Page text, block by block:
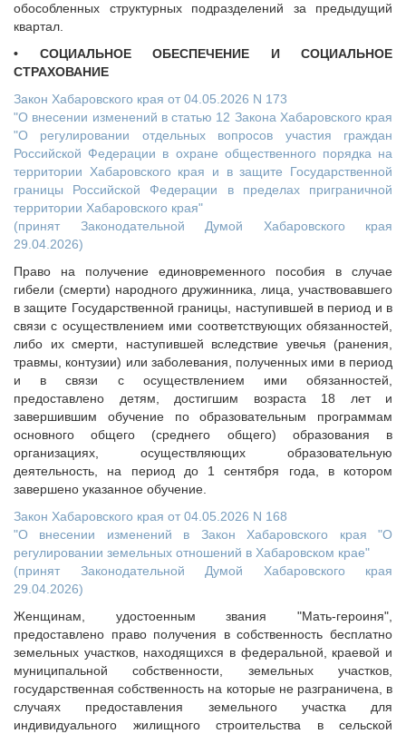
обособленных структурных подразделений за предыдущий
квартал.
• СОЦИАЛЬНОЕ ОБЕСПЕЧЕНИЕ И СОЦИАЛЬНОЕ
СТРАХОВАНИЕ
Закон Хабаровского края от 04.05.2026 N 173
"О внесении изменений в статью 12 Закона Хабаровского края
"О регулировании отдельных вопросов участия граждан
Российской Федерации в охране общественного порядка на
территории Хабаровского края и в защите Государственной
границы Российской Федерации в пределах приграничной
территории Хабаровского края"
(принят Законодательной Думой Хабаровского края
29.04.2026)
Право на получение единовременного пособия в случае
гибели (смерти) народного дружинника, лица, участвовавшего
в защите Государственной границы, наступившей в период и в
связи с осуществлением ими соответствующих обязанностей,
либо их смерти, наступившей вследствие увечья (ранения,
травмы, контузии) или заболевания, полученных ими в период
и в связи с осуществлением ими обязанностей,
предоставлено детям, достигшим возраста 18 лет и
завершившим обучение по образовательным программам
основного общего (среднего общего) образования в
организациях, осуществляющих образовательную
деятельность, на период до 1 сентября года, в котором
завершено указанное обучение.
Закон Хабаровского края от 04.05.2026 N 168
"О внесении изменений в Закон Хабаровского края "О
регулировании земельных отношений в Хабаровском крае"
(принят Законодательной Думой Хабаровского края
29.04.2026)
Женщинам, удостоенным звания "Мать-героиня",
предоставлено право получения в собственность бесплатно
земельных участков, находящихся в федеральной, краевой и
муниципальной собственности, земельных участков,
государственная собственность на которые не разграничена, в
случаях предоставления земельного участка для
индивидуального жилищного строительства в сельской